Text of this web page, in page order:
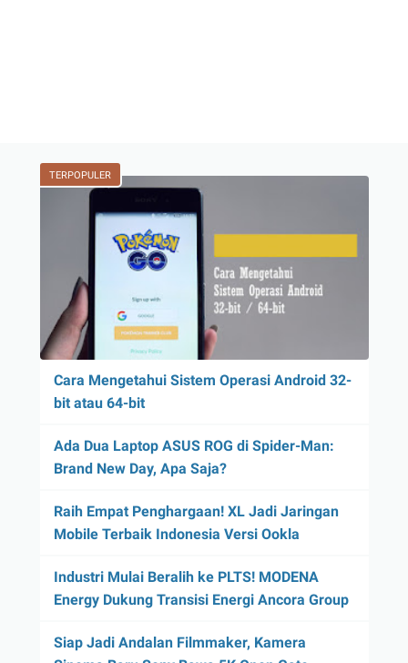
TERPOPULER
Cara Mengetahui Sistem Operasi Android 32-
bit atau 64-bit
Ada Dua Laptop ASUS ROG di Spider-Man:
Brand New Day, Apa Saja?
Raih Empat Penghargaan! XL Jadi Jaringan
Mobile Terbaik Indonesia Versi Ookla
Industri Mulai Beralih ke PLTS! MODENA
Energy Dukung Transisi Energi Ancora Group
Siap Jadi Andalan Filmmaker, Kamera